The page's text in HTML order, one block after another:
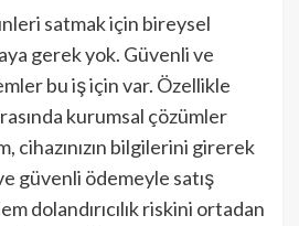
satmak için bireysel
gerek yok. Güvenli ve
bu iş için var. Özellikle
kurumsal çözümler
cihazınızın bilgilerini girerek
güvenli ödemeyle satış
dolandırıcılık riskini ortadan